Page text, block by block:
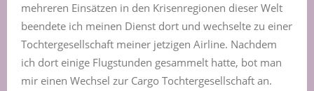
mehreren Einsätzen in den Krisenregionen dieser Welt
beendete ich meinen Dienst dort und wechselte zu einer
Tochtergesellschaft meiner jetzigen Airline. Nachdem
ich dort einige Flugstunden gesammelt hatte, bot man
mir einen Wechsel zur Cargo Tochtergesellschaft an.